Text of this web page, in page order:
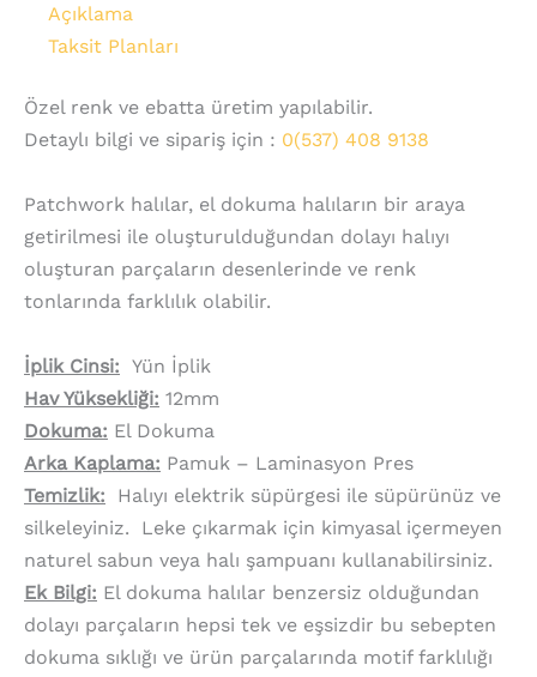
Açıklama
Taksit Planları
Özel renk ve ebatta üretim yapılabilir.
Detaylı bilgi ve sipariş için : 0(537) 408 9138
Patchwork halılar, el dokuma halıların bir araya
getirilmesi ile oluşturulduğundan dolayı halıyı
oluşturan parçaların desenlerinde ve renk
tonlarında farklılık olabilir.
İplik Cinsi: Yün İplik
Hav Yüksekliği: 12mm
Dokuma: El Dokuma
Arka Kaplama: Pamuk – Laminasyon Pres
Temizlik: Halıyı elektrik süpürgesi ile süpürünüz ve
silkeleyiniz. Leke çıkarmak için kimyasal içermeyen
naturel sabun veya halı şampuanı kullanabilirsiniz.
Ek Bilgi: El dokuma halılar benzersiz olduğundan
dolayı parçaların hepsi tek ve eşsizdir bu sebepten
dokuma sıklığı ve ürün parçalarında motif farklılığı